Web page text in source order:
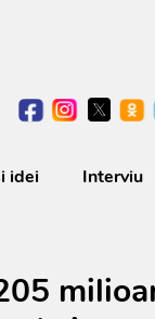
idei Interviu